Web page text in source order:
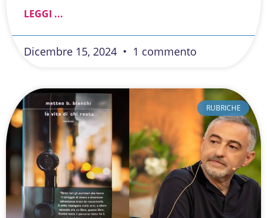
LEGGI ...
Dicembre 15, 2024 1 commento
RUBRICHE